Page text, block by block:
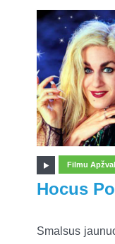
Filmu
Hocus
Smalsus